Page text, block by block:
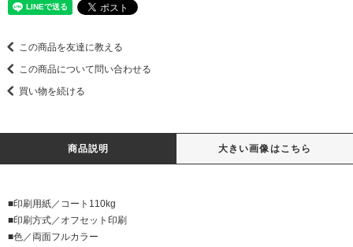
この商品を友達に教える
この商品について問い合わせる
買い物を続ける
商品説明 大きい画像はこちら
■印刷用紙／コート110kg
■印刷方式／オフセット印刷
■色／両面フルカラー